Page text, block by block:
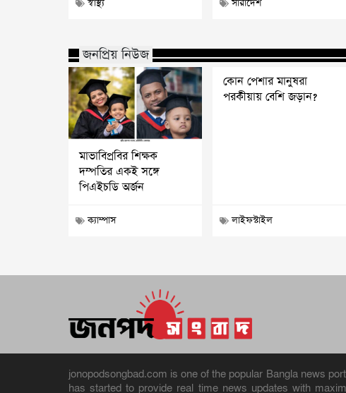
স্বাস্থ্য সারাদেশ
জনপ্রিয় নিউজ
মাভাবিপ্রবির শিক্ষক
দম্পতির একই সঙ্গে
পিএইচডি অর্জন
ক্যাম্পাস
কোন পেশার মানুষরা
পরকীয়ায় বেশি জড়ান?
লাইফস্টাইল
jonopodsongbad.com is one of the popular Bangla news
has started to provide real time news updates with